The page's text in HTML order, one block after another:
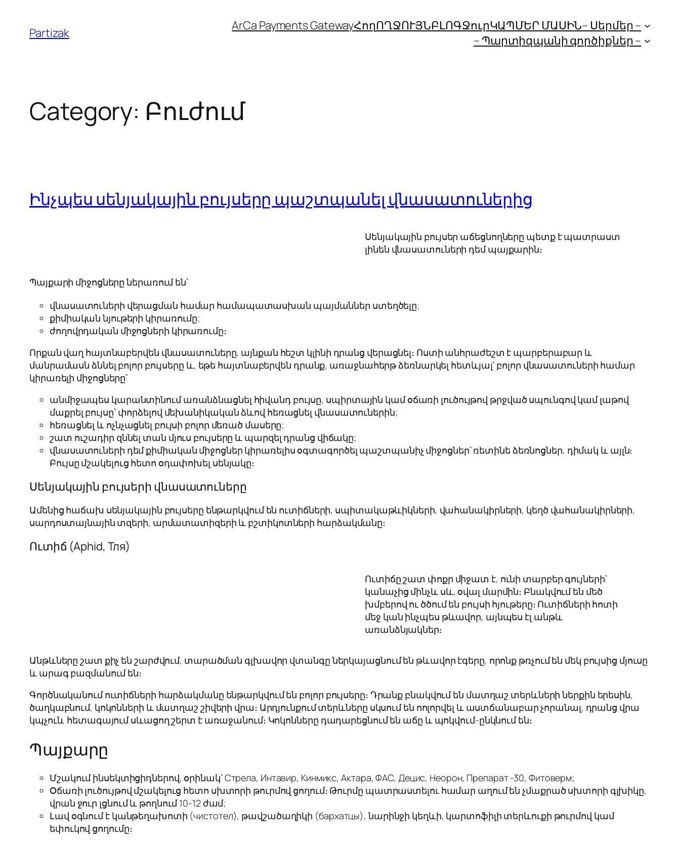
content
Partizak ArCa Payments GatewayՀողՈՂՋՈՒՅՆԲԼՈԳՋուրԿԱՊՄԵՐ ՄԱՍԻՆ– Սերմեր –
– Պարտիզպանի գործիքներ –
Category: Բուժում
Ինչպես սենյակային բույսերը պաշտպանել վնասատուներից
Սենյակային բույսեր աճեցնողները պետք է պատրաստ
լինեն վնասատուների դեմ պայքարին։
Պայքարի միջոցները ներառում են՝
վնասատուների վերացման համար համապատասխան պայմաններ ստեղծելը;
քիմիական նյութերի կիրառումը;
ժողովրդական միջոցների կիրառումը։
Որքան վաղ հայտնաբերվեն վնասատուները, այնքան հեշտ կլինի դրանց վերացնել։ Ոստի անհրաժեշտ է պարբերաբար և
մանրամասն ձննել բոլոր բույսերը և, եթե հայտնաբերվեն դրանք, առաջնահերթ ձեռնարկել հետևյալ՝ բոլոր վնասատուների համար
կիրառելի միջոցները՝
անմիջապես կարանտինում առանձնացնել հիվանդ բույսը, սպիրտային կամ օճառի լուծույթով թրջված սպունգով կամ լաթով
մաքրել բույսը՝ փորձելով մեխանիկական ձևով հեռացնել վնասատուներին;
հեռացնել և ոչնչացնել բույսի բոլոր մեռած մասերը;
շատ ուշադիր զննել տան մյուս բույսերը և պարզել դրանց վիճակը;
վնասատուների դեմ քիմիական միջոցներ կիրառելիս օգտագործել պաշտպանիչ միջոցներ՝ ռետինե ձեռնոցներ, դիմակ և այլն։
Բույսը մշակելուց հետո օդափոխել սենյակը։
Սենյակային բույսերի վնասատուները
Ամենից հաճախ սենյակային բույսերը ենթարկվում են ուտիճների, սպիտակաթևիկների, վահանակիրների, կեղծ վահանակիրների,
սարդոստայնային տզերի, արմատատիզերի և բշտիկոտների հարձակմանը։
Ուտիճ (Aphid, Тля)
Ուտիճը շատ փոքր միջատ է, ունի տարբեր գույների՝
կանաչից մինչև սև, օվալ մարմին։ Բնակվում են մեծ
խմբերով ու ծծում են բույսի հյութերը։ Ուտիճների հոտի
մեջ կան ինչպես թևավոր, այնպես էլ անթև
առանձնյակներ։
Անթևները շատ քիչ են շարժվում, տարածման գլխավոր վտանգը ներկայացնում են թևավոր էգերը, որոնք թռչում են մեկ բույսից մյուսը
և արագ բազմանում են։
Գործնականում ուտիճների հարձակմանը ենթարկվում են բոլոր բույսերը։ Դրանք բնակվում են մատղաշ տերևների ներքին երեսին,
ծաղկաբնում, կոկոնների և մատղաշ շիվերի վրա։ Արդյունքում տերևները սկսում են ոոլորվել և աստճանաբար չորանալ, դրանց վրա
կպչուն, հետագայում սևացող շերտ է առաջանում։ Կոկոնները դադարեցնում են աճը և պոկվում-ընկնում են։
Պայքարը
Մշակում ինսեկտիցիդներով, օրինակ՝ Стрела, Интавир, Кинмикс, Актара, ФАС, Децис, Неорон, Препарат -30, Фитоверм;
Օճառի լուծույթով մշակելուց հետո սխտորի թուրմով ցողում։ Թուրմը պատրաստելու համար աղում են չմաքրած սխտորի գլխիկը,
վրան ջուր լցնում և թողնում 10-12 ժամ;
Լավ օգնում է կանթեղախոտի (чистотел), թավշածաղիկի (бархатцы), նարինջի կեղևի, կարտոֆիլի տերևուքի թուրմով կամ
եփուկով ցողումը։